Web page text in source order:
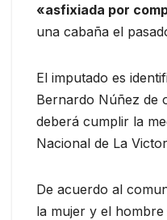
«asfixiada por
una cabaña el
El imputado es
Bernardo Núñez de
deberá cumplir la
Nacional de La
De acuerdo al
la mujer y el